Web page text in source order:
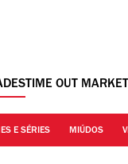
TIME OUT
E SÉRIES MIÚDOS